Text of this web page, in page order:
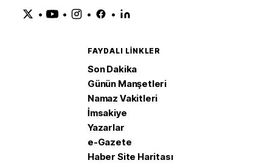
• • • •
FAYDALI LINKLER
Son Dakika
Günün Manşetleri
Namaz Vakitleri
İmsakiye
Yazarlar
e-Gazete
Haber Site Haritası